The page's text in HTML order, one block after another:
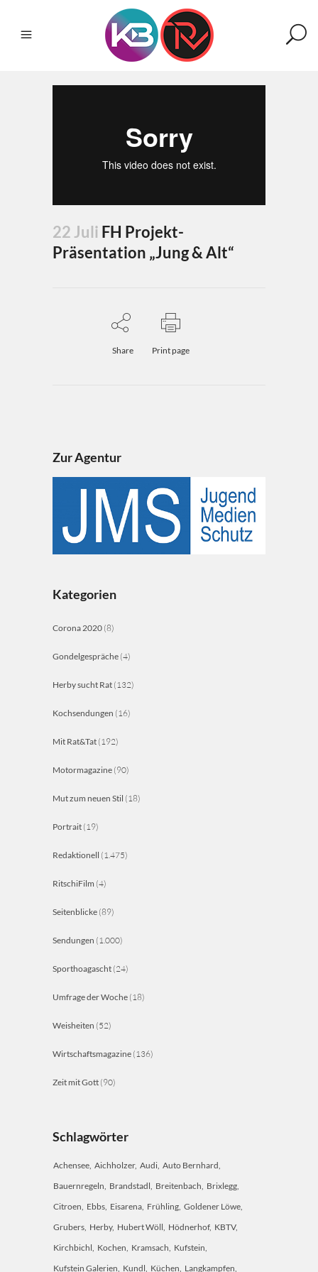
22 Juli FH Projekt-
Präsentation „Jung & Alt“
Share Print page
Zur Agentur
Kategorien
Corona 2020 (8)
Gondelgespräche (4)
Herby sucht Rat (132)
Kochsendungen (16)
Mit Rat&Tat (192)
Motormagazine (90)
Mut zum neuen Stil (18)
Portrait (19)
Redaktionell (1.475)
RitschiFilm (4)
Seitenblicke (89)
Sendungen (1.000)
Sporthoagascht (24)
Umfrage der Woche (18)
Weisheiten (52)
Wirtschaftsmagazine (136)
Zeit mit Gott (90)
Schlagwörter
Achensee Aichholzer Audi Auto Bernhard
Bauernregeln Brandstadl Breitenbach Brixlegg
Citroen Ebbs Eisarena Frühling Goldener Löwe
Grubers Herby Hubert Wöll Hödnerhof KBTV
Kirchbichl Kochen Kramsach Kufstein
Kufstein Galerien Kundl Küchen Langkampfen